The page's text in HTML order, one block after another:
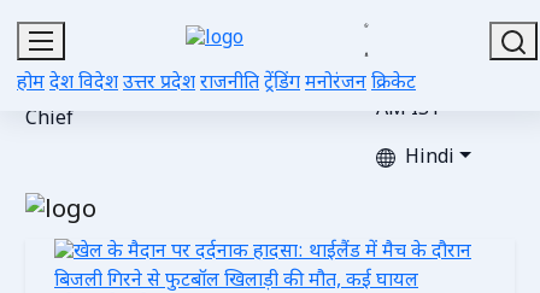
Editor-
in-
Chief
with Us
Contacts
Updated 03:11
AM IST
Hindi
होमदेश विदेशउत्तर प्रदेशराजनीतिट्रेंडिंगमनोरंजनक्रिकेट